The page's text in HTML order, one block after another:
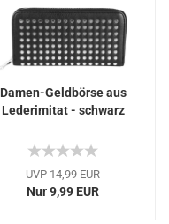
Damen-Geldbörse aus
Lederimitat - schwarz
UVP 14,99 EUR
Nur 9,99 EUR